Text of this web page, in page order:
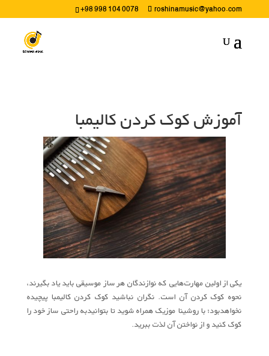
+98 998 104 0078 roshinamusic@yahoo.com
آموزش کوک کردن کالیمبا
یکی از اولین مهارت‌هایی که نوازندگان هر ساز موسیقی باید یاد بگیرند،
نحوه کوک کردن آن است. نگران نباشید کوک کردن کالیمبا پیچیده
نخواهد‌بود؛ با روشینا موزیک همراه شوید تا بتوانیدبه راحتی ساز خود را
کوک کنید و از نواختن آن لذت ببرید.